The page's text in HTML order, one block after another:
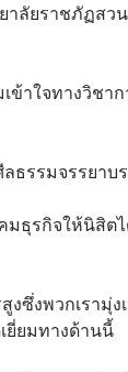
ลัยราชภัฏสว
ข้าใจทางวิชา
ธรรมจรรยา
มธุรกิจให้นิสิต
งซึ่งพวกเรามุ่
ยี่ยมทางด้านนี้